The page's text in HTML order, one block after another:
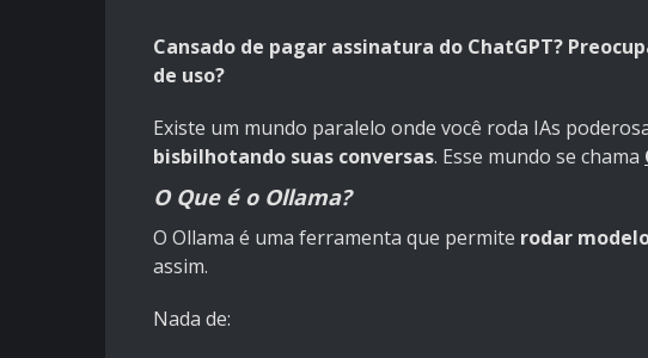
Cansado de pagar assinatura do ChatGPT?
de uso?
Existe um mundo paralelo onde você roda IAs
bisbilhotando suas conversas. Esse mundo se chama
O Que é o Ollama?
O Ollama é uma ferramenta que permite rodar
assim.
Nada de: